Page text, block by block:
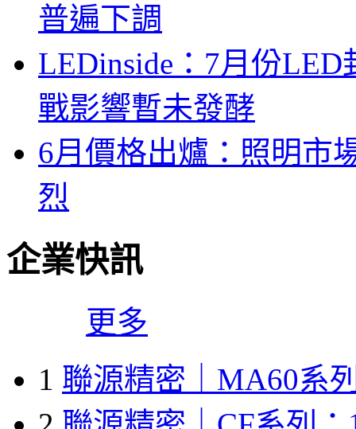
普遍下調
LEDinside：7月份
戰影響暫未發酵
6月價格出爐：照明市
烈
企業快訊
更多
1 聯源精密｜MA60系